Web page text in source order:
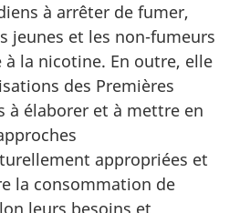
à arrêter de fumer,
jeunes et les non-fumeurs
la nicotine. En outre, elle
des Premières
à élaborer et à mettre en
appropriées et
la consommation de
leurs besoins et